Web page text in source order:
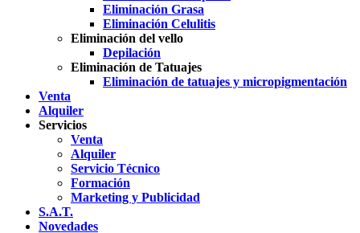
Eliminación Grasa
Eliminación Celulitis
Eliminación del vello
Depilación
Eliminación de Tatuajes
Eliminación de tatuajes y micropigmentación
Venta
Alquiler
Servicios
Venta
Alquiler
Servicio Técnico
Formación
Marketing y Publicidad
S.A.T.
Novedades